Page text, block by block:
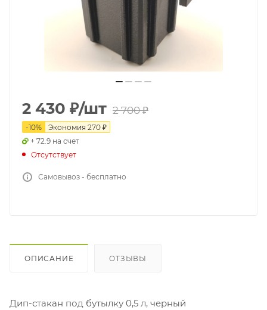
2 430 ₽/шт 2 700₽
-10% Экономия 270 ₽
+ 72.9 на счет
Отсутствует
Самовывоз - бесплатно
ОПИСАНИЕ ОТЗЫВЫ
Дип-стакан под бутылку 0,5 л, черный